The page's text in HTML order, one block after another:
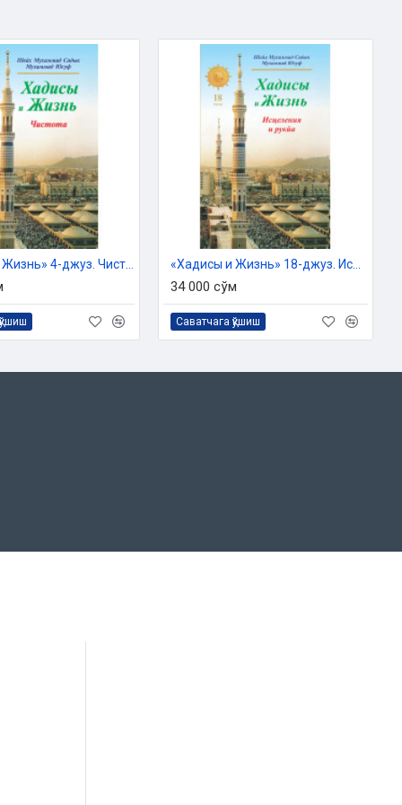
34 000 сўм
Саватчага қўшиш